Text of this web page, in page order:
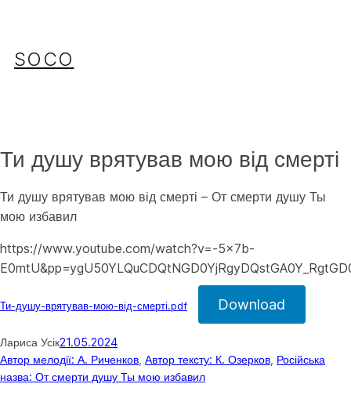
SOCO
Ти душу врятував мою від смерті
Ти душу врятував мою від смерті – От смерти душу Ты
мою избавил
https://www.youtube.com/watch?v=-5x7b-
Ти-душу-врятував-мою-від-смерті.pdf Download
Лариса Усік21.05.2024
Автор мелодії: А. Риченков Автор тексту: К. Озерков Російська
назва: От смерти душу Ты мою избавил